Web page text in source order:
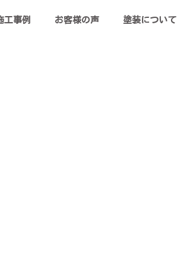
工事例 お客様の声 塗装について